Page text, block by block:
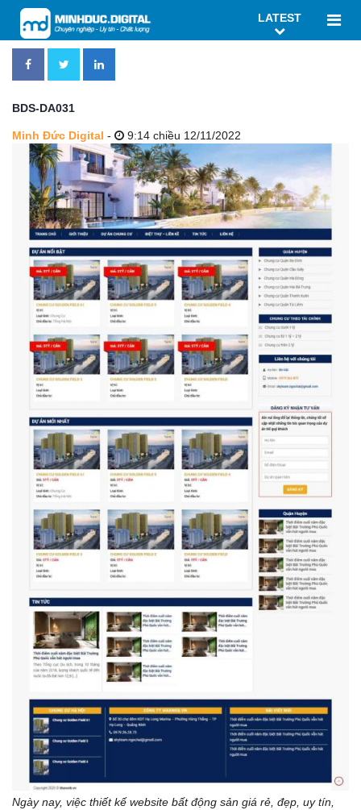
LATEST
BDS-DA031
Minh Đức Digital - 9:14 chiều 12/11/2022
Ngày nay, việc thiết kế website bất động sản giá rẻ, đẹp, uy tín,